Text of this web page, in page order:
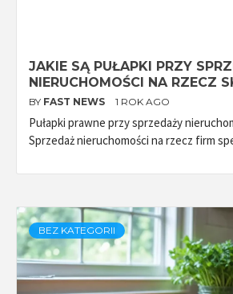
JAKIE SĄ PUŁAPKI PRZY
NIERUCHOMOŚCI NA RZECZ
BY FAST NEWS 1 ROK AGO
Pułapki prawne przy sprzedaży
Sprzedaż nieruchomości na rzecz firm
BEZ KATEGORII